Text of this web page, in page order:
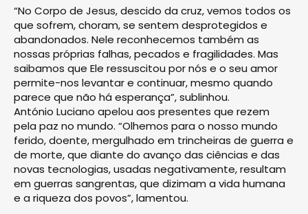
“No Corpo de Jesus, descido da cruz, vemos todos os
que sofrem, choram, se sentem desprotegidos e
abandonados. Nele reconhecemos também as
nossas próprias falhas, pecados e fragilidades. Mas
saibamos que Ele ressuscitou por nós e o seu amor
permite-nos levantar e continuar, mesmo quando
parece que não há esperança”, sublinhou.
António Luciano apelou aos presentes que rezem
pela paz no mundo. “Olhemos para o nosso mundo
ferido, doente, mergulhado em trincheiras de guerra e
de morte, que diante do avanço das ciências e das
novas tecnologias, usadas negativamente, resultam
em guerras sangrentas, que dizimam a vida humana
e a riqueza dos povos”, lamentou.